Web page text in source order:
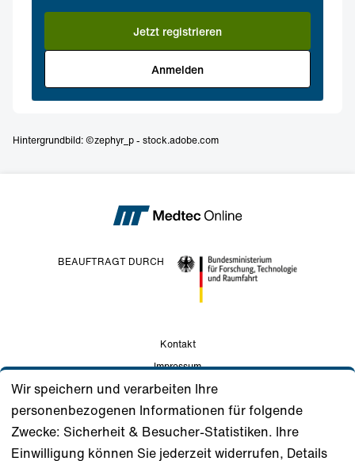
Jetzt registrieren
Anmelden
Hintergrundbild: ©zephyr_p - stock.adobe.com
BEAUFTRAGT DURCH
Kontakt
Impressum
Datenschutz
Nutzungsbedingungen
Gemeinschaftsstandards
Unterstützer
Wir speichern und verarbeiten Ihre
personenbezogenen Informationen für folgende
Zwecke: Sicherheit & Besucher-Statistiken. Ihre
Einwilligung können Sie jederzeit widerrufen, Details